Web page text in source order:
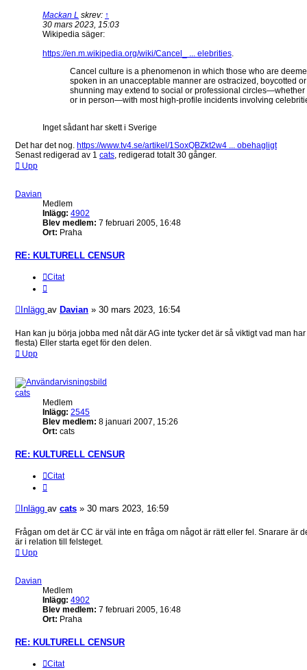
Mackan L skrev: ↑
30 mars 2023, 15:03
Wikipedia säger:
https://en.m.wikipedia.org/wiki/Cancel_ ... elebrities.
Cancel culture is a phenomenon in which those who are
spoken in an unacceptable manner are ostracized, boycotted
shunning may extend to social or professional
or in person—with most high-profile incidents involving
Inget sådant har skett i Sverige
Det har det nog. https://www.tv4.se/artikel/1SoxQBZkt2w4 ... obehagligt
Senast redigerad av 1 cats, redigerad totalt 30 gånger.
Upp
Davian
Medlem
Inlägg: 4902
Blev medlem: 7 februari 2005, 16:48
Ort: Praha
RE: KULTURELL CENSUR
Citat
Inlägg av Davian » 30 mars 2023, 16:54
Han kan ju börja jobba med nåt där AG inte tycker det är så viktigt vad man
flesta) Eller starta eget för den delen.
Upp
cats
Medlem
Inlägg: 2545
Blev medlem: 8 januari 2007, 15:26
Ort: cats
RE: KULTURELL CENSUR
Citat
Inlägg av cats » 30 mars 2023, 16:59
Frågan om det är CC är väl inte en fråga om något är rätt eller fel. Snarare är
är i relation till felsteget.
Upp
Davian
Medlem
Inlägg: 4902
Blev medlem: 7 februari 2005, 16:48
Ort: Praha
RE: KULTURELL CENSUR
Citat